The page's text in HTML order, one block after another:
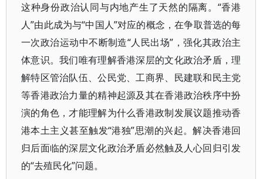
这种身份政治认同与内地产生了天然的隔离。“香港
人”由此成为与“中国人”对应的概念，在争取普选的每
一次政治运动中不断制造“人民出场”，强化其政治主
体意识。我们唯有理解香港深层的文化政治矛盾，理
解特区管治队伍、公民党、工商界、民建联和民主党
等香港政治力量的精神起源及其在香港政治秩序中扮
演的角色，才能理解为什么香港政制发展议题推动香
港本土主义甚至触发“港独”思潮的兴起。解决香港回
归后面临的深层文化政治矛盾必然触及人心回归引发
的“去殖民化”问题。